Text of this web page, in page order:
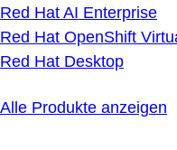
Red Hat AI Enterprise
Red Hat OpenShift
Red Hat Desktop
Alle Produkte anzeigen